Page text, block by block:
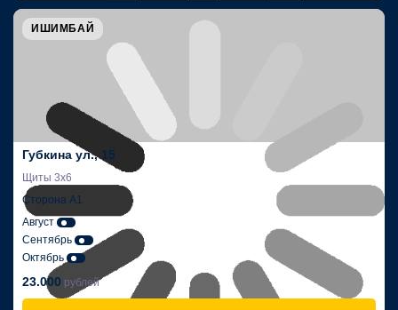
ИШИМБАЙ
Губкина ул., 15
Щиты 3х6
Сторона А1
Август
Сентябрь
Октябрь
23.000 рублей